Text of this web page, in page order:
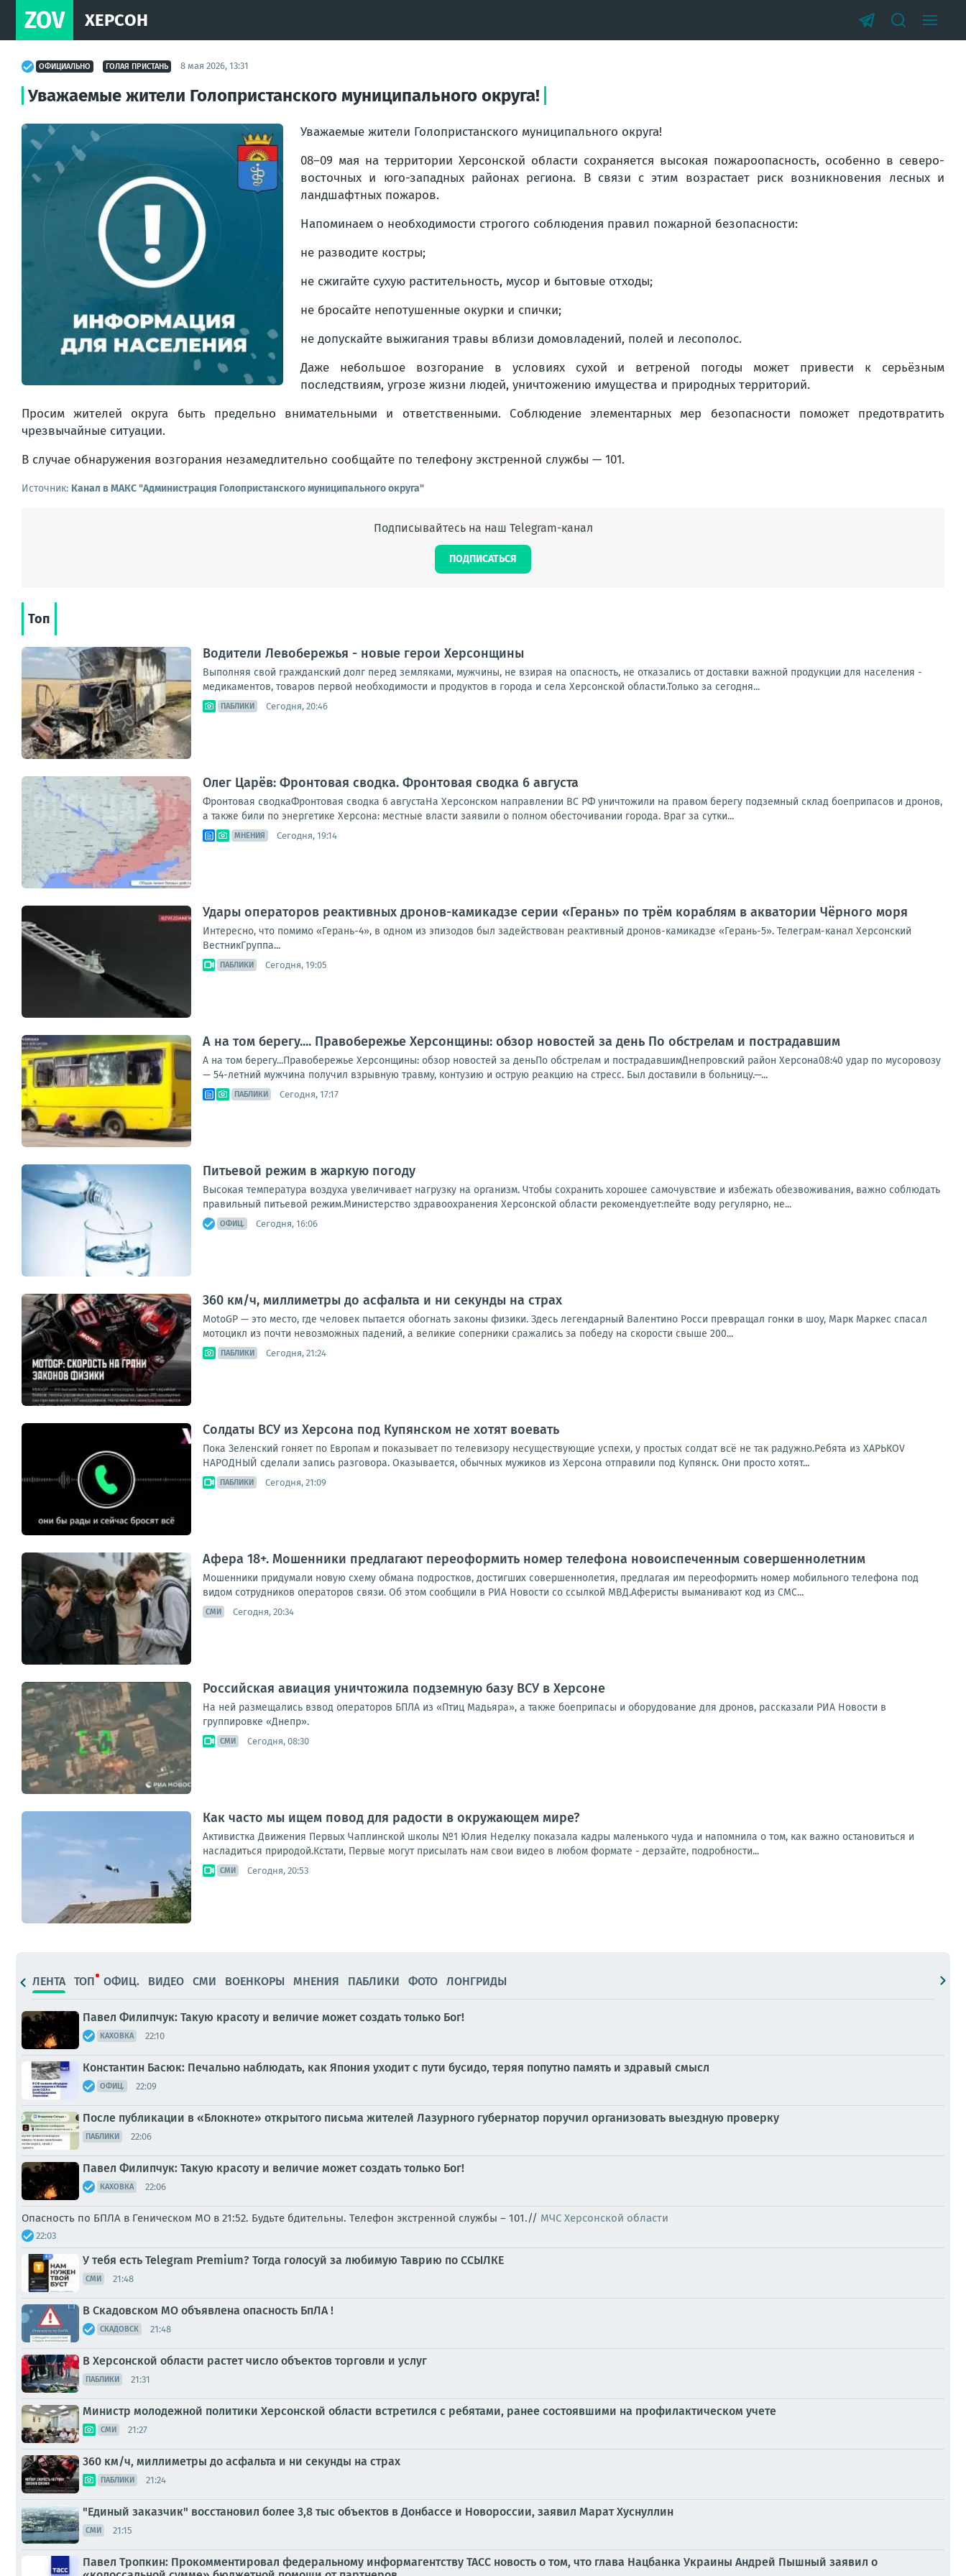
ZOV ХЕРСОН
ОФИЦИАЛЬНО ГОЛАЯ ПРИСТАНЬ 8 мая 2026, 13:31
Уважаемые жители Голопристанского муниципального округа!
Уважаемые жители Голопристанского муниципального округа!
08–09 мая на территории Херсонской области сохраняется высокая пожароопасность, особенно в северо-
восточных и юго-западных районах региона. В связи с этим возрастает риск возникновения лесных и
ландшафтных пожаров.
Напоминаем о необходимости строгого соблюдения правил пожарной безопасности:
не разводите костры;
не сжигайте сухую растительность, мусор и бытовые отходы;
не бросайте непотушенные окурки и спички;
не допускайте выжигания травы вблизи домовладений, полей и лесополос.
Даже небольшое возгорание в условиях сухой и ветреной погоды может привести к серьёзным
последствиям, угрозе жизни людей, уничтожению имущества и природных территорий.
Просим жителей округа быть предельно внимательными и ответственными. Соблюдение элементарных мер безопасности поможет предотвратить
чрезвычайные ситуации.
В случае обнаружения возгорания незамедлительно сообщайте по телефону экстренной службы — 101.
Источник: Канал в МАКС "Администрация Голопристанского муниципального округа"
Подписывайтесь на наш Telegram-канал
ПОДПИСАТЬСЯ
Топ
Водители Левобережья - новые герои Херсонщины
Выполняя свой гражданский долг перед земляками, мужчины, не взирая на опасность, не отказались от доставки важной продукции для населения -
медикаментов, товаров первой необходимости и продуктов в города и села Херсонской области.Только за сегодня...
ПАБЛИКИ Сегодня, 20:46
Олег Царёв: Фронтовая сводка. Фронтовая сводка 6 августа
Фронтовая сводкаФронтовая сводка 6 августаНа Херсонском направлении ВС РФ уничтожили на правом берегу подземный склад боеприпасов и дронов,
а также били по энергетике Херсона: местные власти заявили о полном обесточивании города. Враг за сутки...
МНЕНИЯ Сегодня, 19:14
Удары операторов реактивных дронов-камикадзе серии «Герань» по трём кораблям в акватории Чёрного моря
Интересно, что помимо «Герань-4», в одном из эпизодов был задействован реактивный дронов-камикадзе «Герань-5». Телеграм-канал Херсонский
ВестникГруппа...
ПАБЛИКИ Сегодня, 19:05
А на том берегу.... Правобережье Херсонщины: обзор новостей за день По обстрелам и пострадавшим
А на том берегу...Правобережье Херсонщины: обзор новостей за деньПо обстрелам и пострадавшимДнепровский район Херсона08:40 удар по мусоровозу
— 54-летний мужчина получил взрывную травму, контузию и острую реакцию на стресс. Был доставили в больницу.—...
ПАБЛИКИ Сегодня, 17:17
Питьевой режим в жаркую погоду
Высокая температура воздуха увеличивает нагрузку на организм. Чтобы сохранить хорошее самочувствие и избежать обезвоживания, важно соблюдать
правильный питьевой режим.Министерство здравоохранения Херсонской области рекомендует:пейте воду регулярно, не...
ОФИЦ. Сегодня, 16:06
360 км/ч, миллиметры до асфальта и ни секунды на страх
MotoGP — это место, где человек пытается обогнать законы физики. Здесь легендарный Валентино Росси превращал гонки в шоу, Марк Маркес спасал
мотоцикл из почти невозможных падений, а великие соперники сражались за победу на скорости свыше 200...
ПАБЛИКИ Сегодня, 21:24
Солдаты ВСУ из Херсона под Купянском не хотят воевать
Пока Зеленский гоняет по Европам и показывает по телевизору несуществующие успехи, у простых солдат всё не так радужно.Ребята из ХАРЬКОV
НАРОДНЫЙ сделали запись разговора. Оказывается, обычных мужиков из Херсона отправили под Купянск. Они просто хотят...
ПАБЛИКИ Сегодня, 21:09
Афера 18+. Мошенники предлагают переоформить номер телефона новоиспеченным совершеннолетним
Мошенники придумали новую схему обмана подростков, достигших совершеннолетия, предлагая им переоформить номер мобильного телефона под
видом сотрудников операторов связи. Об этом сообщили в РИА Новости со ссылкой МВД.Аферисты выманивают код из СМС...
СМИ Сегодня, 20:34
Российская авиация уничтожила подземную базу ВСУ в Херсоне
На ней размещались взвод операторов БПЛА из «Птиц Мадьяра», а также боеприпасы и оборудование для дронов, рассказали РИА Новости в
группировке «Днепр».
СМИ Сегодня, 08:30
Как часто мы ищем повод для радости в окружающем мире?
Активистка Движения Первых Чаплинской школы №1 Юлия Неделку показала кадры маленького чуда и напомнила о том, как важно остановиться и
насладиться природой.Кстати, Первые могут присылать нам свои видео в любом формате - дерзайте, подробности...
СМИ Сегодня, 20:53
ЛЕНТА ТОП ОФИЦ. ВИДЕО СМИ ВОЕНКОРЫ МНЕНИЯ ПАБЛИКИ ФОТО ЛОНГРИДЫ
Павел Филипчук: Такую красоту и величие может создать только Бог!
КАХОВКА 22:10
Константин Басюк: Печально наблюдать, как Япония уходит с пути бусидо, теряя попутно память и здравый смысл
ОФИЦ. 22:09
После публикации в «Блокноте» открытого письма жителей Лазурного губернатор поручил организовать выездную проверку
ПАБЛИКИ 22:06
Павел Филипчук: Такую красоту и величие может создать только Бог!
КАХОВКА 22:06
Опасность по БПЛА в Геническом МО в 21:52. Будьте бдительны. Телефон экстренной службы – 101.// МЧС Херсонской области
22:03
У тебя есть Telegram Premium? Тогда голосуй за любимую Таврию по ССЫЛКЕ
СМИ 21:48
В Скадовском МО объявлена опасность БпЛА !
СКАДОВСК 21:48
В Херсонской области растет число объектов торговли и услуг
ПАБЛИКИ 21:31
Министр молодежной политики Херсонской области встретился с ребятами, ранее состоявшими на профилактическом учете
СМИ 21:27
360 км/ч, миллиметры до асфальта и ни секунды на страх
ПАБЛИКИ 21:24
"Единый заказчик" восстановил более 3,8 тыс объектов в Донбассе и Новороссии, заявил Марат Хуснуллин
СМИ 21:15
Павел Тропкин: Прокомментировал федеральному информагентству ТАСС новость о том, что глава Нацбанка Украины Андрей Пышный заявил о